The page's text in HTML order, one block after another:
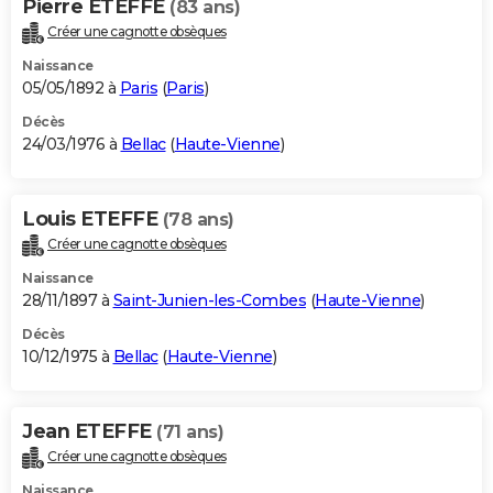
Pierre ETEFFE (83 ans)
Créer une cagnotte obsèques
Naissance
05/05/1892 à Paris (Paris)
Décès
24/03/1976 à Bellac(Haute-Vienne)
Louis ETEFFE (78 ans)
Créer une cagnotte obsèques
Naissance
28/11/1897 à Saint-Junien-les-Combes (Haute-Vienne)
Décès
10/12/1975 à Bellac(Haute-Vienne)
Jean ETEFFE (71 ans)
Créer une cagnotte obsèques